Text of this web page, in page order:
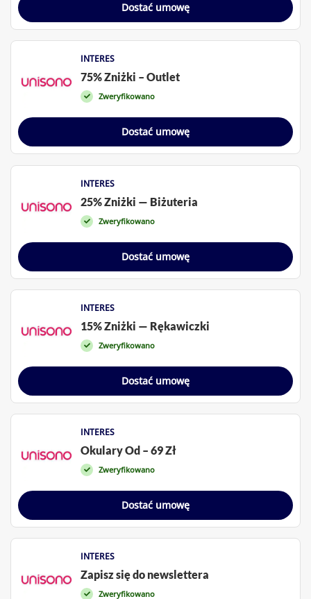
Dostać umowę
INTERES
75% Zniżki – Outlet
Zweryfikowano
Dostać umowę
INTERES
25% Zniżki — Biżuteria
Zweryfikowano
Dostać umowę
INTERES
15% Zniżki — Rękawiczki
Zweryfikowano
Dostać umowę
INTERES
Okulary Od – 69 Zł
Zweryfikowano
Dostać umowę
INTERES
Zapisz się do newslettera
Zweryfikowano